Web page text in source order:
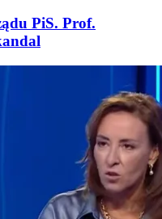
PiS. Prof.